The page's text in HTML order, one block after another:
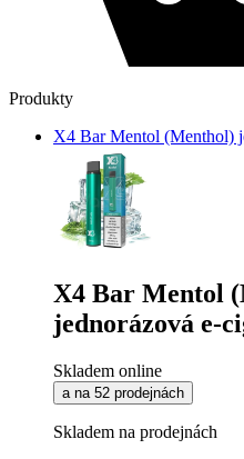
Produkty
X4 Bar Mentol (Menthol)
X4 Bar Mentol
jednorázová e-
Skladem online
a na 52 prodejnách
Skladem na prodejnách